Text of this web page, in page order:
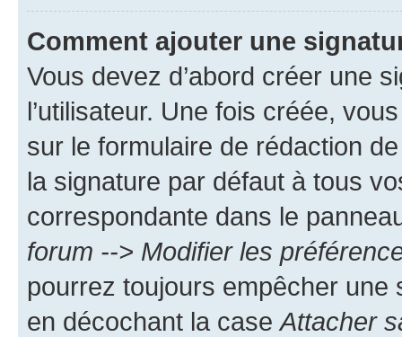
Comment ajouter une
Vous devez d’abord créer une
l’utilisateur. Une fois créée,
sur le formulaire de rédaction
la signature par défaut à tous
correspondante dans le
forum --> Modifier les
pourrez toujours empêcher une
en décochant la case Attacher